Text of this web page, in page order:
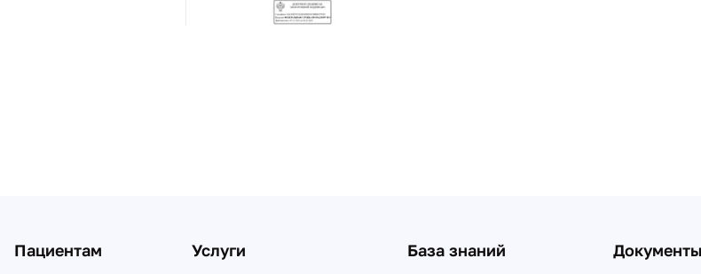
Пациентам Услуги База знаний Документы